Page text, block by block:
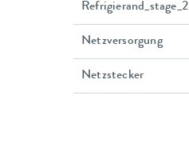
Refrigierand_stage_2
Netzversorgung
Netzstecker